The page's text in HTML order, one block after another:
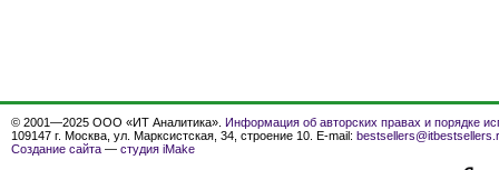
© 2001—2025 ООО «ИТ Аналитика». Информация об авторских правах и порядке
109147 г. Москва, ул. Марксистская, 34, строение 10. E-mail:
Создание сайта — студия iMake